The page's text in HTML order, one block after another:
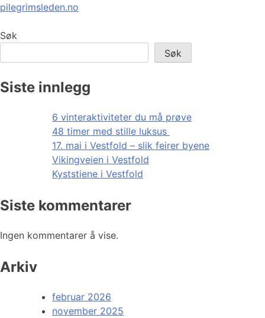
pilegrimsleden.no
Søk
Søk
Siste innlegg
6 vinteraktiviteter du må prøve
48 timer med stille luksus
17. mai i Vestfold – slik feirer byene
Vikingveien i Vestfold
Kyststiene i Vestfold
Siste kommentarer
Ingen kommentarer å vise.
Arkiv
februar 2026
november 2025